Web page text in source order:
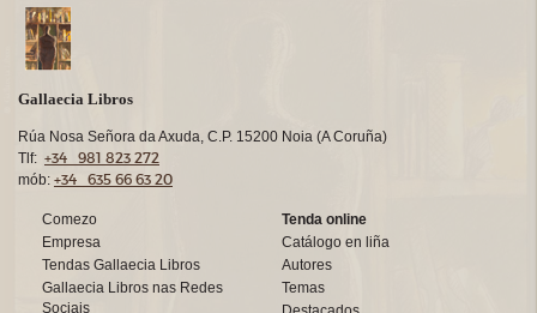
Gallaecia Libros
Rúa Nosa Señora da Axuda, C.P. 15200 Noia (A Coruña)
Tlf: +34 981 823 272
mób: +34 635 66 63 20
Comezo
Empresa
Tendas Gallaecia Libros
Gallaecia Libros nas Redes
Tenda online
Catálogo en liña
Autores
Temas